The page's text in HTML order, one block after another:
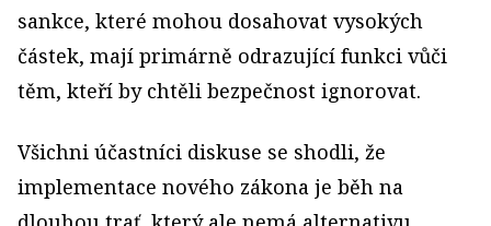
sankce, které mohou dosahovat vysokých
částek, mají primárně odrazující funkci vůči
těm, kteří by chtěli bezpečnost ignorovat.
Všichni účastníci diskuse se shodli, že
implementace nového zákona je běh na